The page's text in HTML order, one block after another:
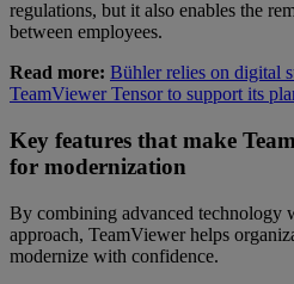
regulations, but it also enables the
between employees.
Read more: Bühler relies on digital
TeamViewer Tensor to support its
Key features that make
for modernization
By combining advanced technology
approach, TeamViewer helps
modernize with confidence.